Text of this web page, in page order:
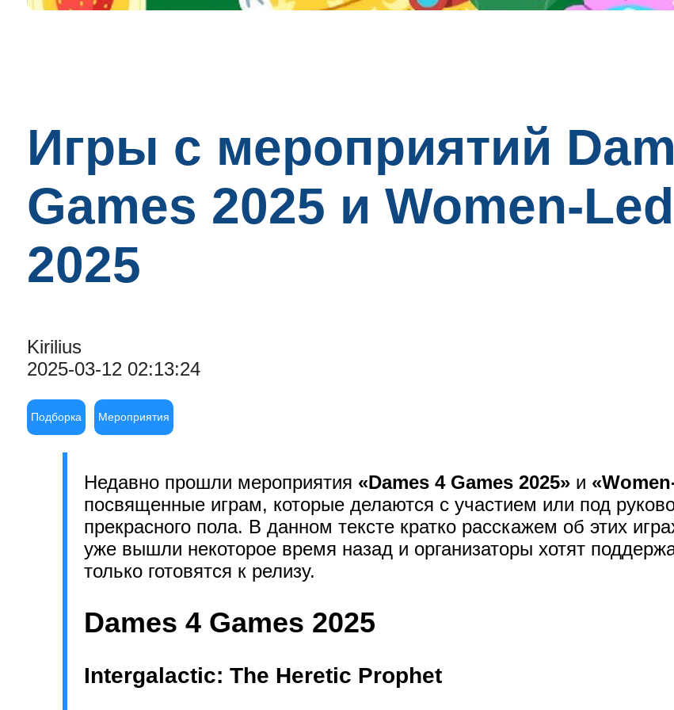
Игры с мероприятий
Games 2025 и Women-
2025
Kirilius
2025-03-12 02:13:24
Подборка Мероприятия
Недавно прошли мероприятия «Dames 4 Games 2025» и
посвященные играм, которые делаются с участием или под
прекрасного пола. В данном тексте кратко расскажем об этих
уже вышли некоторое время назад и организаторы хотят
только готовятся к релизу.
Dames 4 Games 2025
Intergalactic: The Heretic Prophet